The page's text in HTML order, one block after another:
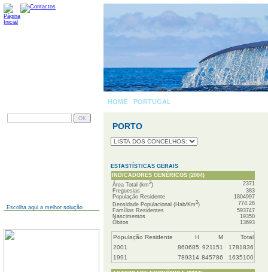
Escolha aqui a melhor solução
HOME PORTUGAL
PORTO
ESTASTÍSTICAS GERAIS
INDICADORES GENÉRICOS (2004)
Área Total (km2)
2371
Freguesias
383
População Residente
1804997
Densidade Populacional (Hab/Km2)
774.28
Famílias Residentes
593747
Nascimentos
19350
Óbitos
13693
População Residente H M
Total
2001
860685 921151
1781836
1991
789314 845786 1635100